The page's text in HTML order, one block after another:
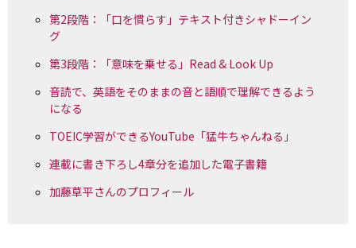
第2段階：「口を慣らす」テキスト付きシャドーイン
グ
第3段階：「意味を乗せる」Read & Look Up
音読で、英語をそのままの音と語順で理解できるよう
になる
TOEIC学習ができるYouTube「猛牛ちゃんねる」
連載に書き下ろし4章分を追加した電子書籍
加藤草平さんのプロフィール